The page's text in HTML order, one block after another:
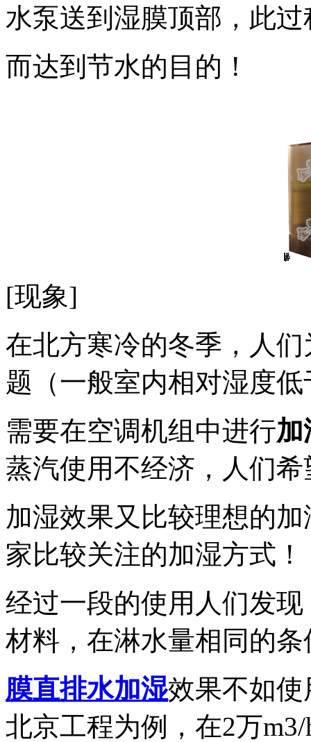
水泵送到湿膜顶部，此
而达到节水的目的！
[现象]
在北方寒冷的冬季，人
题（一般室内相对湿度低
需要在空调机组中进行加
蒸汽使用不经济，人们
加湿效果又比较理想的
家比较关注的加湿方式！
经过一段的使用人们发
材料，在淋水量相同的
膜直排水加湿效果不如使
北京工程为例，在2万